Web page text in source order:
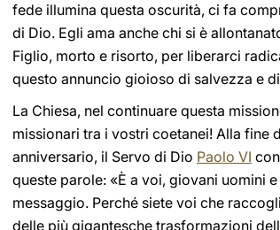
fede illumina questa oscurità, ci fa
di Dio. Egli ama anche chi si è
Figlio, morto e risorto, per liberarci
questo annuncio gioioso di salvezza e
La Chiesa, nel continuare questa
missionari tra i vostri coetanei! Alla fine
anniversario, il Servo di Dio Paolo VI
queste parole: «È a voi, giovani uomini
messaggio. Perché siete voi che
delle più gigantesche trasformazioni